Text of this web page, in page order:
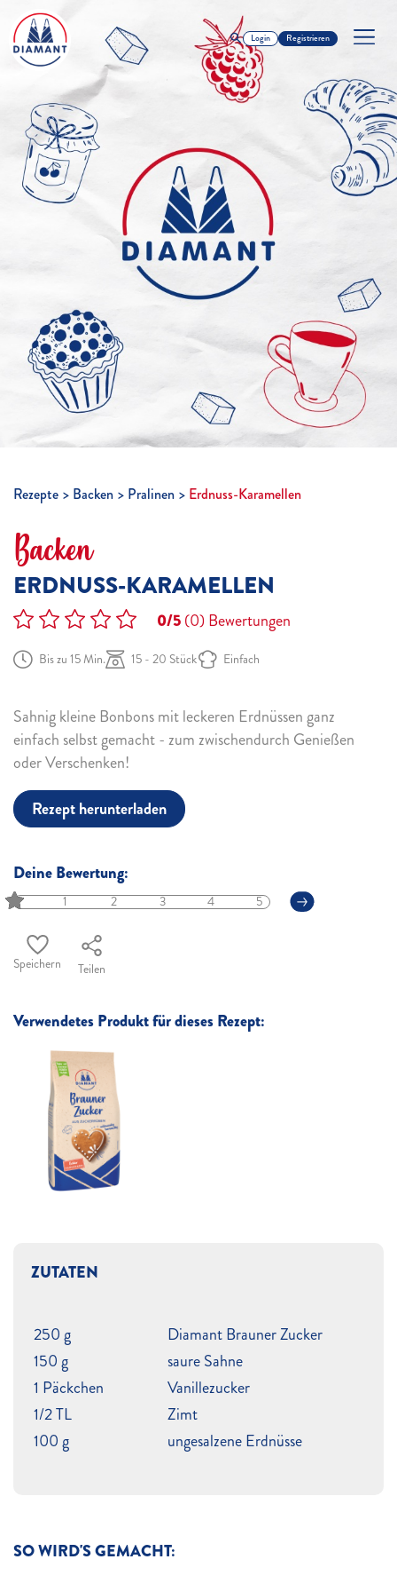
Login Registrieren
Rezepte Backen Pralinen Erdnuss-Karamellen
Backen
ERDNUSS-KARAMELLEN
0/5(0)Bewertungen
Bis zu 15 Min. 15 - 20 Stück Einfach
Sahnig kleine Bonbons mit leckeren Erdnüssen ganz
einfach selbst gemacht - zum zwischendurch Genießen
oder Verschenken!
Rezept herunterladen
Deine Bewertung:
1 2 3 4 5
Speichern Teilen
Verwendetes Produkt für dieses Rezept:
SO WIRD'S GEMACHT:
ZUTATEN
250 g
Diamant Brauner Zucker
150 g
saure Sahne
1 Päckchen
Vanillezucker
1/2 TL
Zimt
100 g
ungesalzene Erdnüsse